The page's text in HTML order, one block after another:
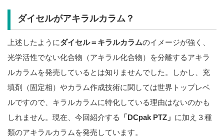
ダイセルがアキラルカラム？
上述したようにダイセル＝キラルカラムのイメージが強く、
光学活性でない化合物（アキラル化合物）を分離するアキラ
ルカラムを発売しているとは知りませんでした。しかし、充
填剤（固定相）やカラム作成技術に関しては世界トップレベ
ルですので、キラルカラムに特化している理由はないのかも
しれません。現在、今回紹介する
「DCpak PTZ」 に加え３種
類のアキラルカラムを発売しています。